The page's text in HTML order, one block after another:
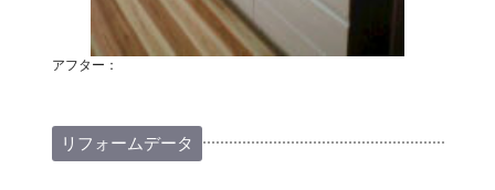
アフター：
リフォームデータ